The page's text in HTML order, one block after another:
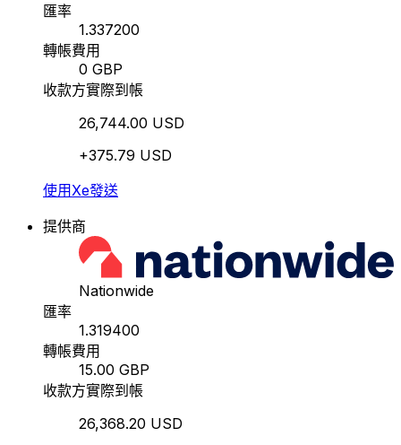
匯率
1.337200
轉帳費用
0 GBP
收款方實際到帳
26,744.00 USD
+375.79 USD
使用Xe發送
提供商
Nationwide
匯率
1.319400
轉帳費用
15.00 GBP
收款方實際到帳
26,368.20 USD